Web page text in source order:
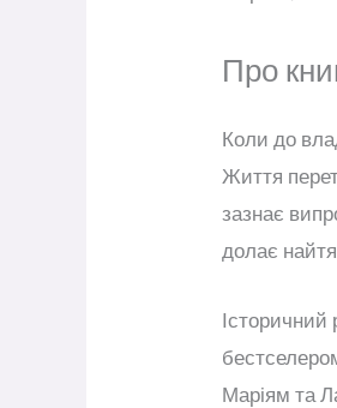
Про
Коли до
Життя
зазнає
долає
Маріям та